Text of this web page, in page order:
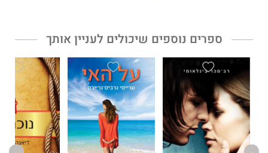
ספרים נוספים שיכולים לעניין אותך